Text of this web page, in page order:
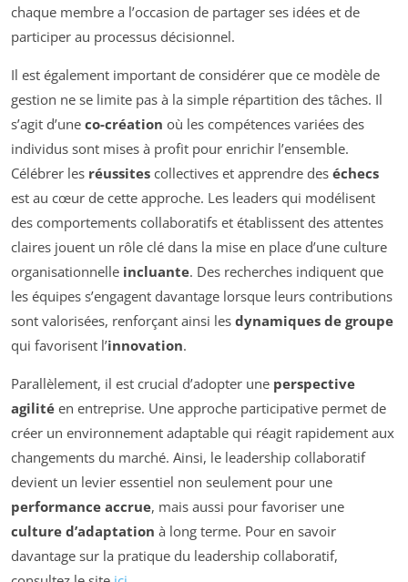
chaque membre a l’occasion de partager ses idées et de
participer au processus décisionnel.
Il est également important de considérer que ce modèle de
gestion ne se limite pas à la simple répartition des tâches. Il
s’agit d’une co-création où les compétences variées des
individus sont mises à profit pour enrichir l’ensemble.
Célébrer les réussites collectives et apprendre des échecs
est au cœur de cette approche. Les leaders qui modélisent
des comportements collaboratifs et établissent des attentes
claires jouent un rôle clé dans la mise en place d’une culture
organisationnelle incluante. Des recherches indiquent que
les équipes s’engagent davantage lorsque leurs contributions
sont valorisées, renforçant ainsi les dynamiques de groupe
qui favorisent l’innovation.
Parallèlement, il est crucial d’adopter une perspective
agilité en entreprise. Une approche participative permet de
créer un environnement adaptable qui réagit rapidement aux
changements du marché. Ainsi, le leadership collaboratif
devient un levier essentiel non seulement pour une
performance accrue, mais aussi pour favoriser une
culture d’adaptation à long terme. Pour en savoir
davantage sur la pratique du leadership collaboratif,